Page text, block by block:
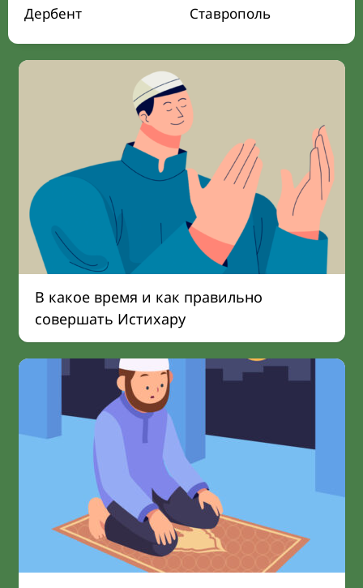
Дербент
Ставрополь
В какое время и как правильно
совершать Истихару